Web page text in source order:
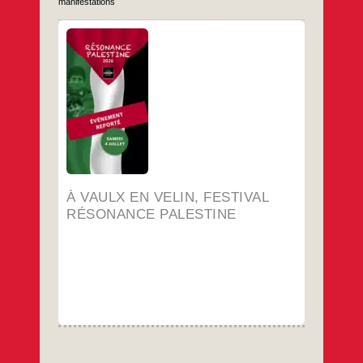
À VAULX EN VELIN, FESTIVAL
RÉSONANCE PALESTINE
Attention changement d’horaires à cause de